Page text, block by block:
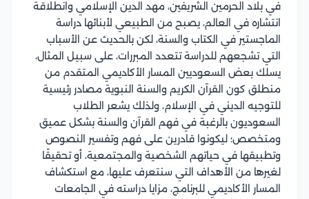
في بلاد الحرمين الشريفين، مهد الدين الإسلامي وانطلاقة
انتشاره في العالم، يصبح من الطبيعي لأبنائها دراسة
الماجستير في الكتاب والسنة، لكن بالحديث عن الأسباب
التي تشجعهم للدراسة تتعدد المبررات، على سبيل المثال،
يسلك بعض السعوديين المسار الأكاديمي المتقدم من
منطلق كون القرآن الكريم والسنة النبوية مصادر رئيسية
للتوجيه الديني في الإسلام، ولذلك يشعر الطلاب
السعوديون بالرغبة في فهم القرآن والسنة بشكل عميق
ومتخصص؛ ليكونوا قادرين على فهم وتفسير النصوص
وتطبيقها في حياتهم الشخصية والمجتمعية، أو تحقيقًا
لغيرها من الأهداف التي سنتعرف عليها، مع استكشاف
المسار الأكاديمي للبرنامج، مزايا دراسته في الجامعات